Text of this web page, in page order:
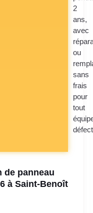
2
ans,
avec
ou
sans
frais
pour
tout
de panneau
à Saint-Benoît